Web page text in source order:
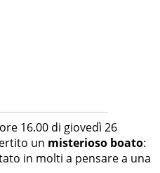
16.00 di giovedì 26
un misterioso boato:
in molti a pensare a una